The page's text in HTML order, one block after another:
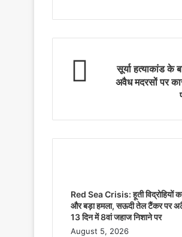
सूर्या हत्याकांड के
अवैध मदरसों पर
Red Sea Crisis: हूती विद्रोहियों
और बड़ा हमला, सऊदी तेल टैंकर पर
13 दिन में 8वां जहाज निशाने पर
August 5, 2026